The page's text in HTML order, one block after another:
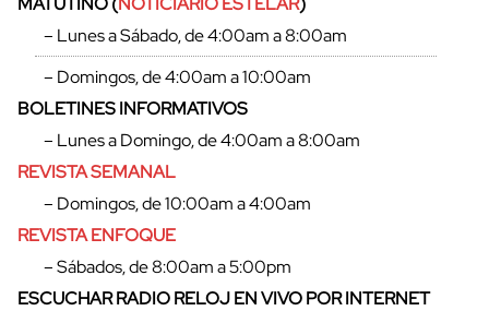
– Lunes a Sábado, de 4:00am a 8:00am
– Domingos, de 4:00am a 10:00am
BOLETINES INFORMATIVOS
– Lunes a Domingo, de 4:00am a 8:00am
REVISTA SEMANAL
– Domingos, de 10:00am a 4:00am
REVISTA ENFOQUE
– Sábados, de 8:00am a 5:00pm
ESCUCHAR RADIO RELOJ EN VIVO POR INTERNET